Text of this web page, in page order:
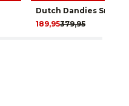
Dutch Dandies
379,95
189,95